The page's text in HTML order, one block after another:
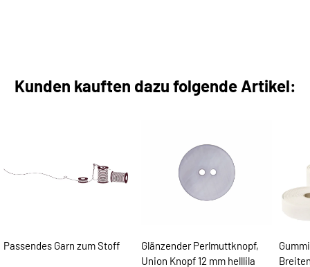
Kunden kauften dazu folgende Artikel:
Passendes Garn zum Stoff
Glänzender Perlmuttknopf,
Union Knopf 12 mm helllila